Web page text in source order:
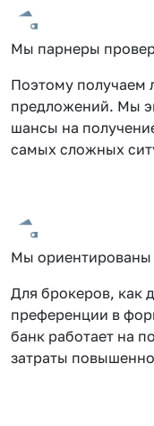
Мы парнеры
Поэтому получаем
предложений. Мы
шансы на
самых сложных
Мы ориентированы
Для брокеров, как
преференции в
банк работает на
затраты